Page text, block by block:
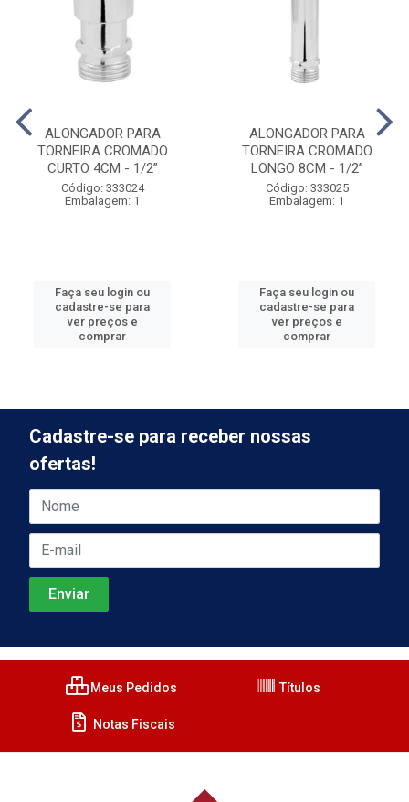
ALONGADOR PARA
TORNEIRA CROMADO
CURTO 4CM - 1/2”
Código: 333024
Embalagem: 1
Faça seu login ou
cadastre-se para
ver preços e
comprar
ALONGADOR PARA
TORNEIRA CROMADO
LONGO 8CM - 1/2”
Código: 333025
Embalagem: 1
Faça seu login ou
cadastre-se para
ver preços e
comprar
Cadastre-se para receber nossas
ofertas!
Meus Pedidos Títulos
Notas Fiscais